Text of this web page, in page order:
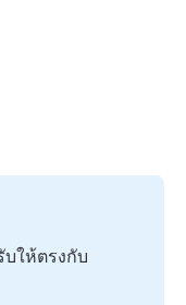
ให้ตรงกับ